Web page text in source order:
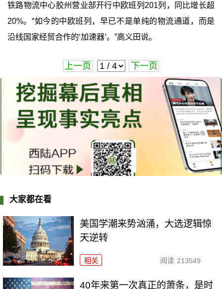
铁路物流中心胶州营业部开行中欧班列201列，同比增长超
20%。“如今的中欧班列，早已不是单纯的物流通道，而是
沿线国家经贸合作的‘加速器’。”高义田说。
上一页 下一页
大家都在看
美国学潮来势汹涌，大选逻辑惊
天逆转
相关 阅读 213549
40年来第一次真正的萧条，是时